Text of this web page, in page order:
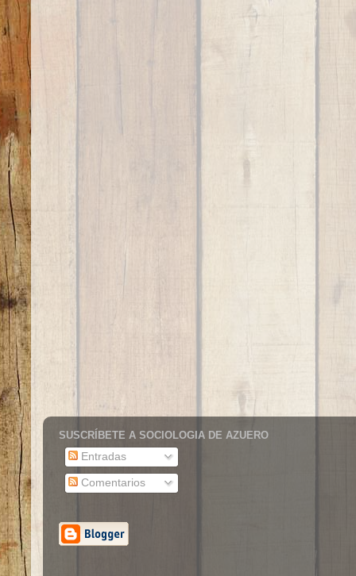
SUSCRÍBETE A SOCIOLOGIA DE AZUERO
Entradas
Comentarios